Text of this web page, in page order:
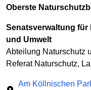
Oberste
Senatsverwaltung für
und Umwelt
Abteilung Naturschutz
Referat Naturschutz,
Am Köllnischen